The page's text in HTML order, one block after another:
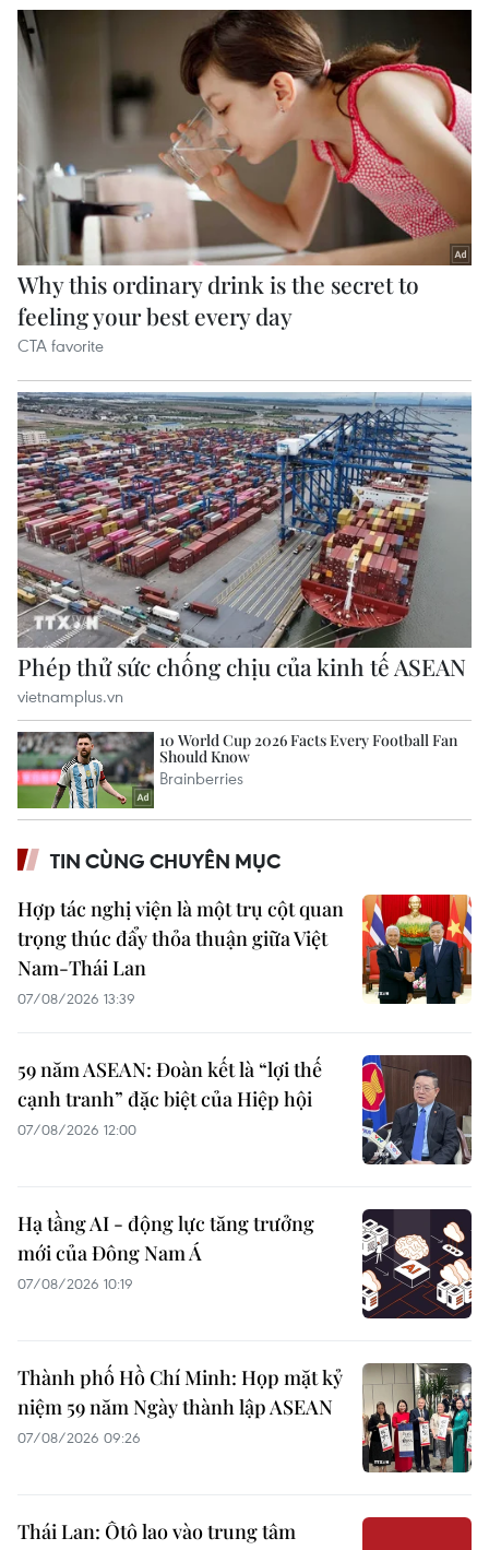
TIN CÙNG CHUYÊN MỤC
Hợp tác nghị viện là một trụ cột quan
trọng thúc đẩy thỏa thuận giữa Việt
Nam-Thái Lan
07/08/2026 13:39
59 năm ASEAN: Đoàn kết là “lợi thế
cạnh tranh” đặc biệt của Hiệp hội
07/08/2026 12:00
Hạ tầng AI - động lực tăng trưởng
mới của Đông Nam Á
07/08/2026 10:19
Thành phố Hồ Chí Minh: Họp mặt kỷ
niệm 59 năm Ngày thành lập ASEAN
07/08/2026 09:26
Thái Lan: Ôtô lao vào trung tâm